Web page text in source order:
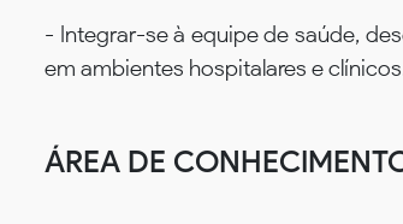
- Integrar-se à equipe de saúde,
em ambientes hospitalares e
ÁREA DE